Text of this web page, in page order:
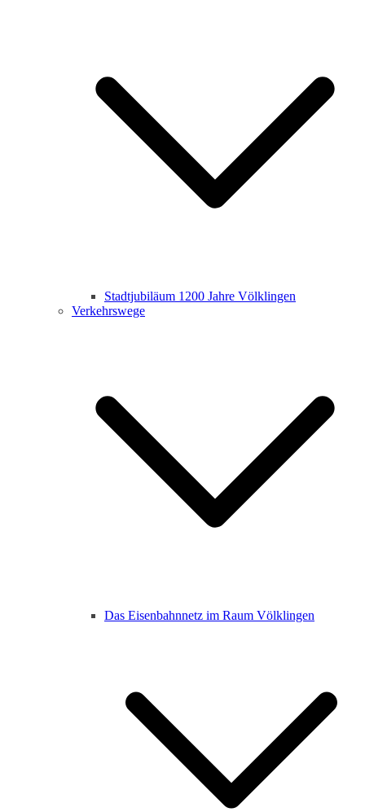
Stadtjubiläum 1200 Jahre Völklingen
Verkehrswege
Das Eisenbahnnetz im Raum Völklingen